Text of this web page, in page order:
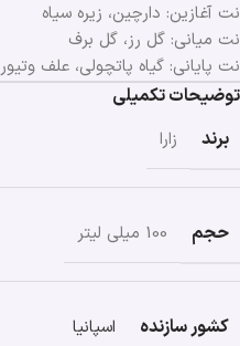
نت آغازین: دارچین، زیره سیاه
نت میانی: گل رز، گل برف
نت پایانی: گیاه پاتچولی، علف وتیور
توضیحات تکمیلی
برند
زارا
حجم 100 میلی لیتر
کشور سازنده اسپانیا